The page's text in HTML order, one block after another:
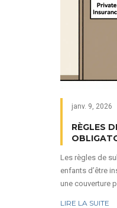
janv. 9, 2026
RÈGLES
Les règles de
enfants d’être
une couverture
LIRE LA SUITE